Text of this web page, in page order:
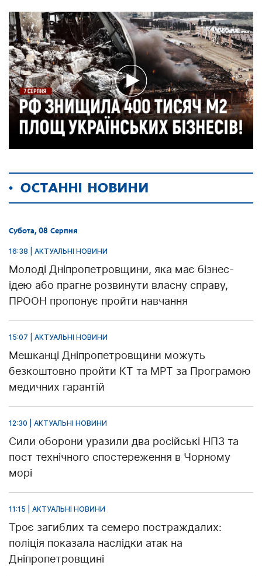
ОСТАННІ НОВИНИ
Субота, 08 Серпня
16:38 | АКТУАЛЬНІ НОВИНИ
Молоді Дніпропетровщини, яка має бізнес-
ідею або прагне розвинути власну справу,
ПРООН пропонує пройти навчання
15:07 | АКТУАЛЬНІ НОВИНИ
Мешканці Дніпропетровщини можуть
безкоштовно пройти КТ та МРТ за Програмою
медичних гарантій
12:30 | АКТУАЛЬНІ НОВИНИ
Сили оборони уразили два російські НПЗ та
пост технічного спостереження в Чорному
морі
11:15 | АКТУАЛЬНІ НОВИНИ
Троє загиблих та семеро постраждалих:
поліція показала наслідки атак на
Дніпропетровщині